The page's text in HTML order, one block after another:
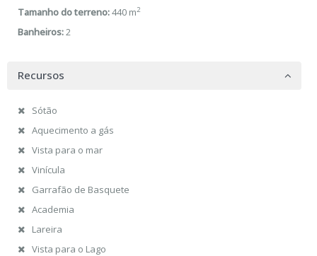
Tamanho do terreno:440 m2
Banheiros:2
Recursos
Sótão
Aquecimento a gás
Vista para o mar
Vinícula
Garrafão de Basquete
Academia
Lareira
Vista para o Lago